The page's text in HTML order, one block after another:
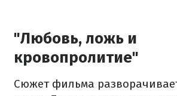
"Любовь, ложь и
кровопролитие"
Сюжет фильма